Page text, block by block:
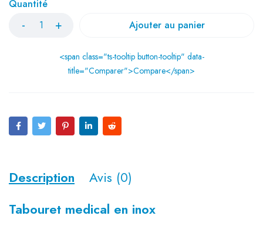
Quantité
Ajouter au panier
<span class="ts-tooltip button-tooltip" data-
title="Comparer">Compare</span>
Description
Avis (0)
Tabouret medical en inox